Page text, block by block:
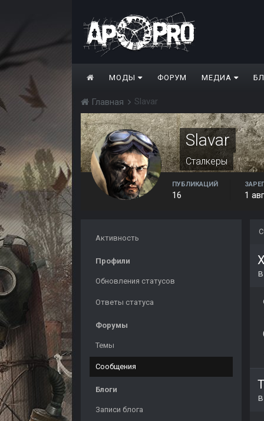
МОДЫ ФОРУМ МЕДИА
Главная Slavar
Slavar
Сталкеры
ПУБЛИКАЦИЙ
16 1
Активность
Профили
Обновления статусов
Ответы статуса
Форумы
Темы
Сообщения
Блоги
Записи блога